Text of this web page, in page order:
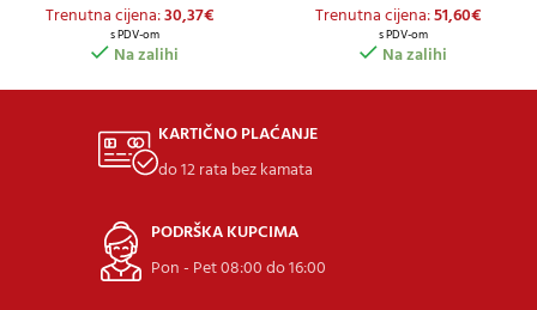
Trenutna cijena:30,37€
s PDV-om
Na zalihi
Trenutna cijena:51,60€
s PDV-om
Na zalihi
KARTIČNO PLAĆANJE
do 12 rata bez kamata
PODRŠKA KUPCIMA
Pon - Pet 08:00 do 16:00